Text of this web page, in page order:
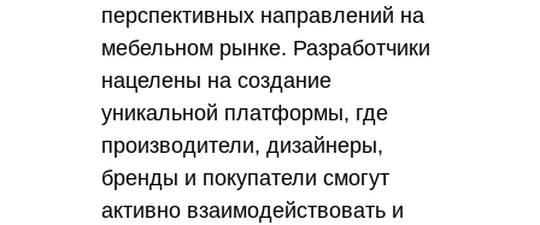
перспективных направлений на
мебельном рынке. Разработчики
нацелены на создание
уникальной платформы, где
производители, дизайнеры,
бренды и покупатели смогут
активно взаимодействовать и